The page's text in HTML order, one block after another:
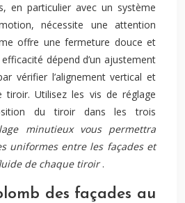
en particulier avec un système
nécessite une attention
offre une fermeture douce et
dépend d’un ajustement
vérifier l’alignement vertical et
tiroir. Utilisez les vis de réglage
du tiroir dans les trois
minutieux vous permettra
uniformes entre les façades et
de chaque tiroir.
des façades au